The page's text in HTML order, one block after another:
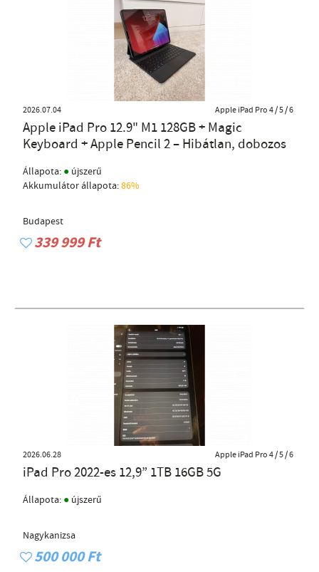
2026.07.04 Apple iPad Pro 4 / 5 / 6
Apple iPad Pro 12.9" M1 128GB + Magic
Keyboard + Apple Pencil 2 – Hibátlan, dobozos
Állapota: ● újszerű
Akkumulátor állapota:86%
Budapest
339 999 Ft
2026.06.28 Apple iPad Pro 4 / 5 / 6
iPad Pro 2022-es 12,9” 1TB 16GB 5G
Állapota: ● újszerű
Nagykanizsa
500 000 Ft